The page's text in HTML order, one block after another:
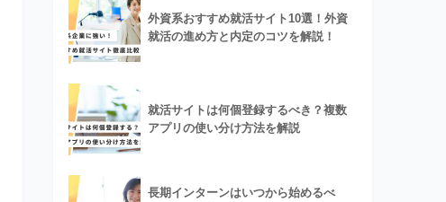
外資系おすすめ就活サイト10選！外資
就活の進め方と内定のコツを解説！
就活サイトは何個登録するべき？複数
アプリの使い分け方法を解説
長期インターンはいつから始めるべ